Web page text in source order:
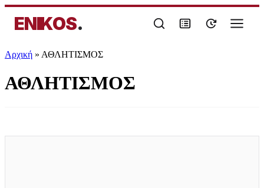
ENIKOS.
Αρχική » ΑΘΛΗΤΙΣΜΟΣ
ΑΘΛΗΤΙΣΜΟΣ